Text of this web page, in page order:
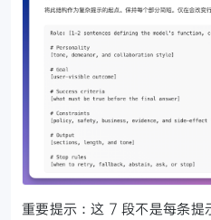
重要提示：这 7 段不是每条提